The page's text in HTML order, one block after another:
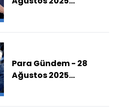
Nasıl Bir Düzenleme
Para Gündem - 28
Ağustos 2025